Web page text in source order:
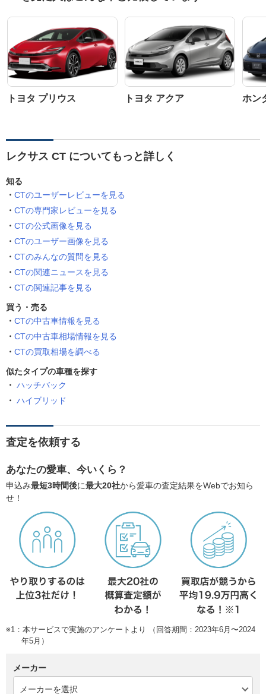
トヨタ プリウス トヨタ アクア ホン
レクサス CT についてもっと詳しく
知る
CTのユーザーレビューを見る
CTの専門家レビューを見る
CTの公式画像を見る
CTのユーザー画像を見る
CTのみんなの質問を見る
CTの関連ニュースを見る
CTの関連記事を見る
買う・売る
CTの中古車情報を見る
CTの中古車相場情報を見る
CTの買取相場を調べる
似たタイプの車種を探す
ハッチバック
ハイブリッド
査定を依頼する
あなたの愛車、今いくら？
申込み最短3時間後に最大20社から愛車の査定結果をWebでお知ら
せ！
※1：本サービスで実施のアンケートより （回答期間：2023年6月〜2024
年5月）
メーカー